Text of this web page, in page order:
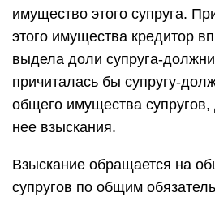
имущество этого супруга.
этого имущества кредитор
выдела доли супруга-
причиталась бы супругу-
общего имущества
нее взыскания.
Взыскание обращается на
супругов по общим